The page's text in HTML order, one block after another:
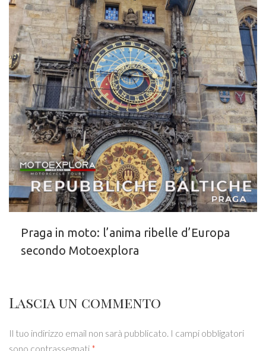
Praga in moto: l’anima ribelle d’Europa
secondo Motoexplora
Lascia un commento
Il tuo indirizzo email non sarà pubblicato. I campi obbligatori
sono contrassegnati *